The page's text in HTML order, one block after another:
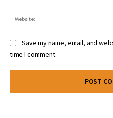
Save my name, email, and
time I comment.